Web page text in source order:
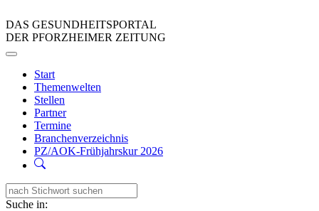
DAS GESUNDHEITSPORTAL
DER PFORZHEIMER ZEITUNG
Start
Themenwelten
Stellen
Partner
Termine
Branchenverzeichnis
PZ/AOK-Frühjahrskur 2026
Suche in: